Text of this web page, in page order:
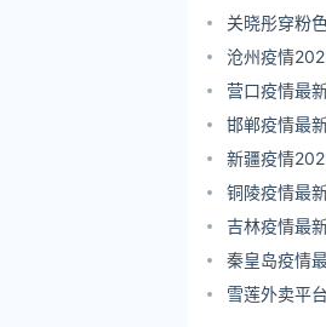
关晓彤穿粉
肿，身材再
沧州疫情
营口疫情最
邯郸疫情最
新疆疫情
铜陵疫情最
吉林疫情最
秦皇岛疫情
雪莲外卖平